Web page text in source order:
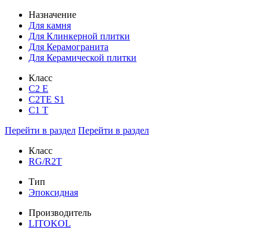
Назначение
Для камня
Для Клинкерной плитки
Для Керамогранита
Для Керамической плитки
Класс
С2 Е
C2TE S1
C1 T
Перейти в раздел Перейти в раздел
Класс
RG/R2T
Тип
Эпоксидная
Производитель
LITOKOL